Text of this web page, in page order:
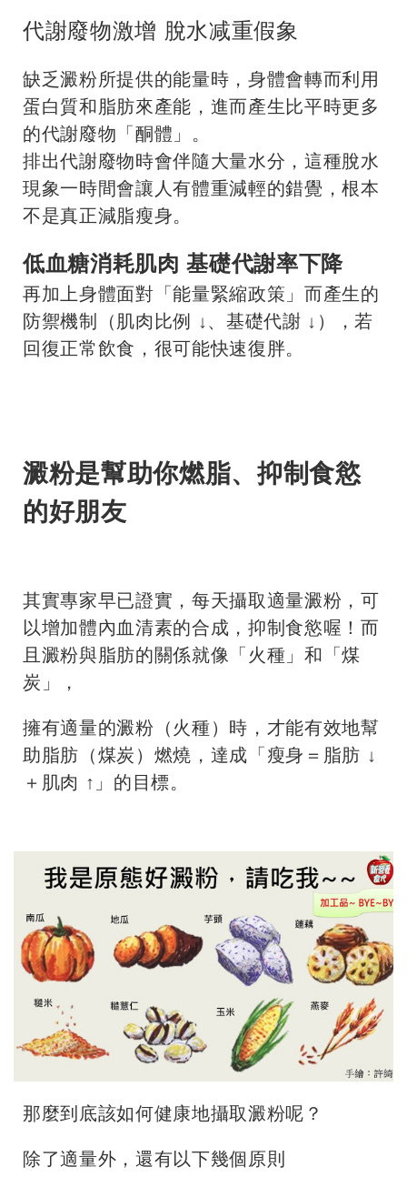
代謝廢物激增 脫水减重假象
缺乏澱粉所提供的能量時，身體會轉而利用
蛋白質和脂肪來產能，進而產生比平時更多
的代謝廢物「酮體」。
排出代謝廢物時會伴隨大量水分，這種脫水
現象一時間會讓人有體重減輕的錯覺，根本
不是真正減脂瘦身。
低血糖消耗肌肉 基礎代謝率下降
再加上身體面對「能量緊縮政策」而產生的
防禦機制（肌肉比例 ↓、基礎代謝 ↓），若
回復正常飲食，很可能快速復胖。
澱粉是幫助你燃脂、抑制食慾
的好朋友
其實專家早已證實，每天攝取適量澱粉，可
以增加體內血清素的合成，抑制食慾喔！而
且澱粉與脂肪的關係就像「火種」和「煤
炭」，
擁有適量的澱粉（火種）時，才能有效地幫
助脂肪（煤炭）燃燒，達成「瘦身＝脂肪 ↓
＋肌肉 ↑」的目標。
那麼到底該如何健康地攝取澱粉呢？
除了適量外，還有以下幾個原則